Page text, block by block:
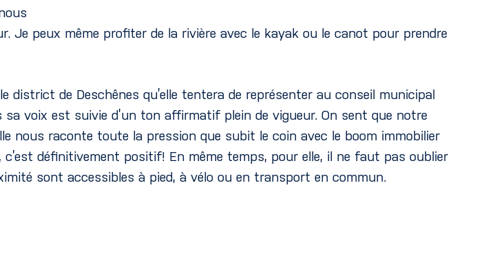
peux même profiter de la rivière avec le kayak ou le canot pour prendre
district de Deschênes qu’elle tentera de représenter au conseil municipal
sa voix est suivie d’un ton affirmatif plein de vigueur. On sent que notre
nous raconte toute la pression que subit le coin avec le boom immobilier
définitivement positif! En même temps, pour elle, il ne faut pas oublier
sont accessibles à pied, à vélo ou en transport en commun.